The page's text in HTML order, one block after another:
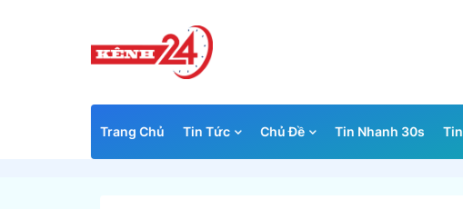
Trang Chủ Tin Tức Chủ Đề Tin Nhanh 30s